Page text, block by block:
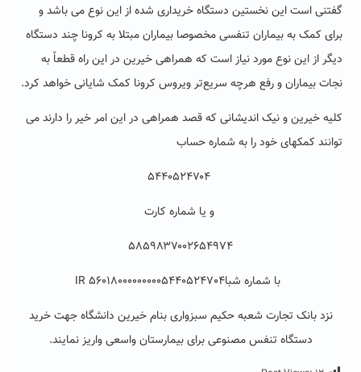
گفتنی است این نخستین دستگاه خریداری شده از این نوع می باشد و
برای کمک به بیماران تنفسی مخصوصا بیماران مبتلا به کرونا چند دستگاه
دیگر از این نوع مورد نیاز است که همراهی خیرین در این راه قطعاً به
نجات بیماران و رفع هرچه سریع‌تر ویروس کرونا کمک شایانی خواهد کرد.
کلیه خیرین و نیک اندیشانی که قصد همراهی در این امر خیر را دارند می
توانند کمکهای خود را به شماره حساب
و یا شماره کارت
۵۸۵۹۸۳۷۰۰۲۶۵۴۹۷۴
با شماره شباIR 560180000000005440524704
نزد بانک تجارت شعبه حکیم سبزواری بنام خیرین دانشگاه جهت خرید
دستگاه تنفس مصنوعی برای بیمارستان واسعی واریز نمایند.